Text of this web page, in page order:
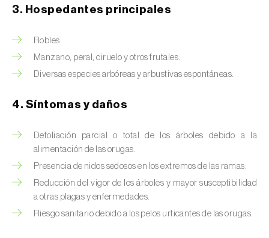
typographus
Bicho camello (Chrysodeixis chalcites
Cantárida ( Lytta vesicatoria )
Capua de los frutos (Adoxophyes orana )
Cecidomía destructora (Mayetiola
destructor)
3. Hospedantes principales
Robles.
Manzano, peral, ciruelo y otros frutales.
Diversas especies arbóreas y arbustivas espontáneas.
4. Síntomas y daños
Defoliación parcial o total de los árboles debido a la
alimentación de las orugas.
Presencia de nidos sedosos en los extremos de las ramas.
Reducción del vigor de los árboles y mayor susceptibilidad
a otras plagas y enfermedades.
Riesgo sanitario debido a los pelos urticantes de las orugas.